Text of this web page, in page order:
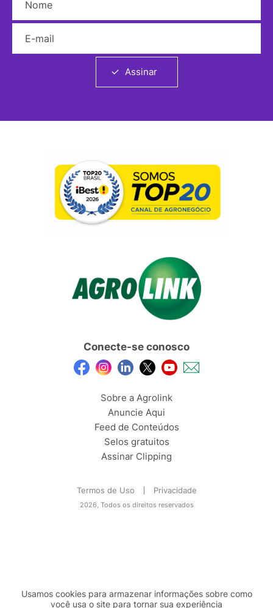
Assinar
Conecte-se conosco
Sobre a Agrolink
Anuncie Aqui
Feed de Conteúdos
Selos gratuitos
Assinar Clipping
Termos de Uso Privacidade
2026, Todos os direitos reservados
Usamos cookies para armazenar informações sobre como
você usa o site para tornar sua experiência